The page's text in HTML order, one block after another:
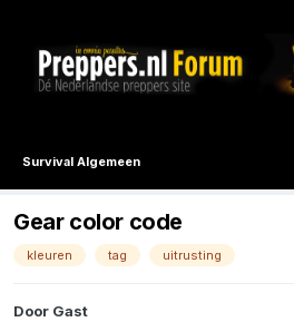
Survival Algemeen
Gear color code
kleuren tag uitrusting
Door Gast